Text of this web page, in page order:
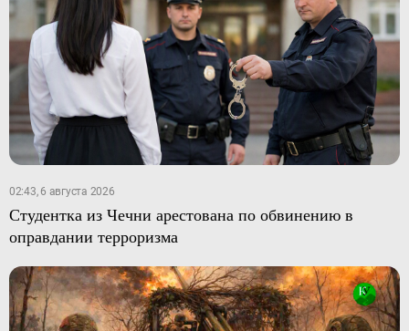
02:43, 6 августа 2026
Студентка из Чечни арестована по обвинению в
оправдании терроризма